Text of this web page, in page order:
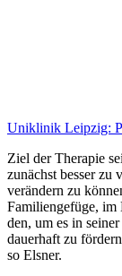
Uniklinik Leipzig:
Ziel der Therapie
zunächst besser zu
verändern zu
Familiengefüge, im
den, um es in
dauerhaft zu
so Elsner.